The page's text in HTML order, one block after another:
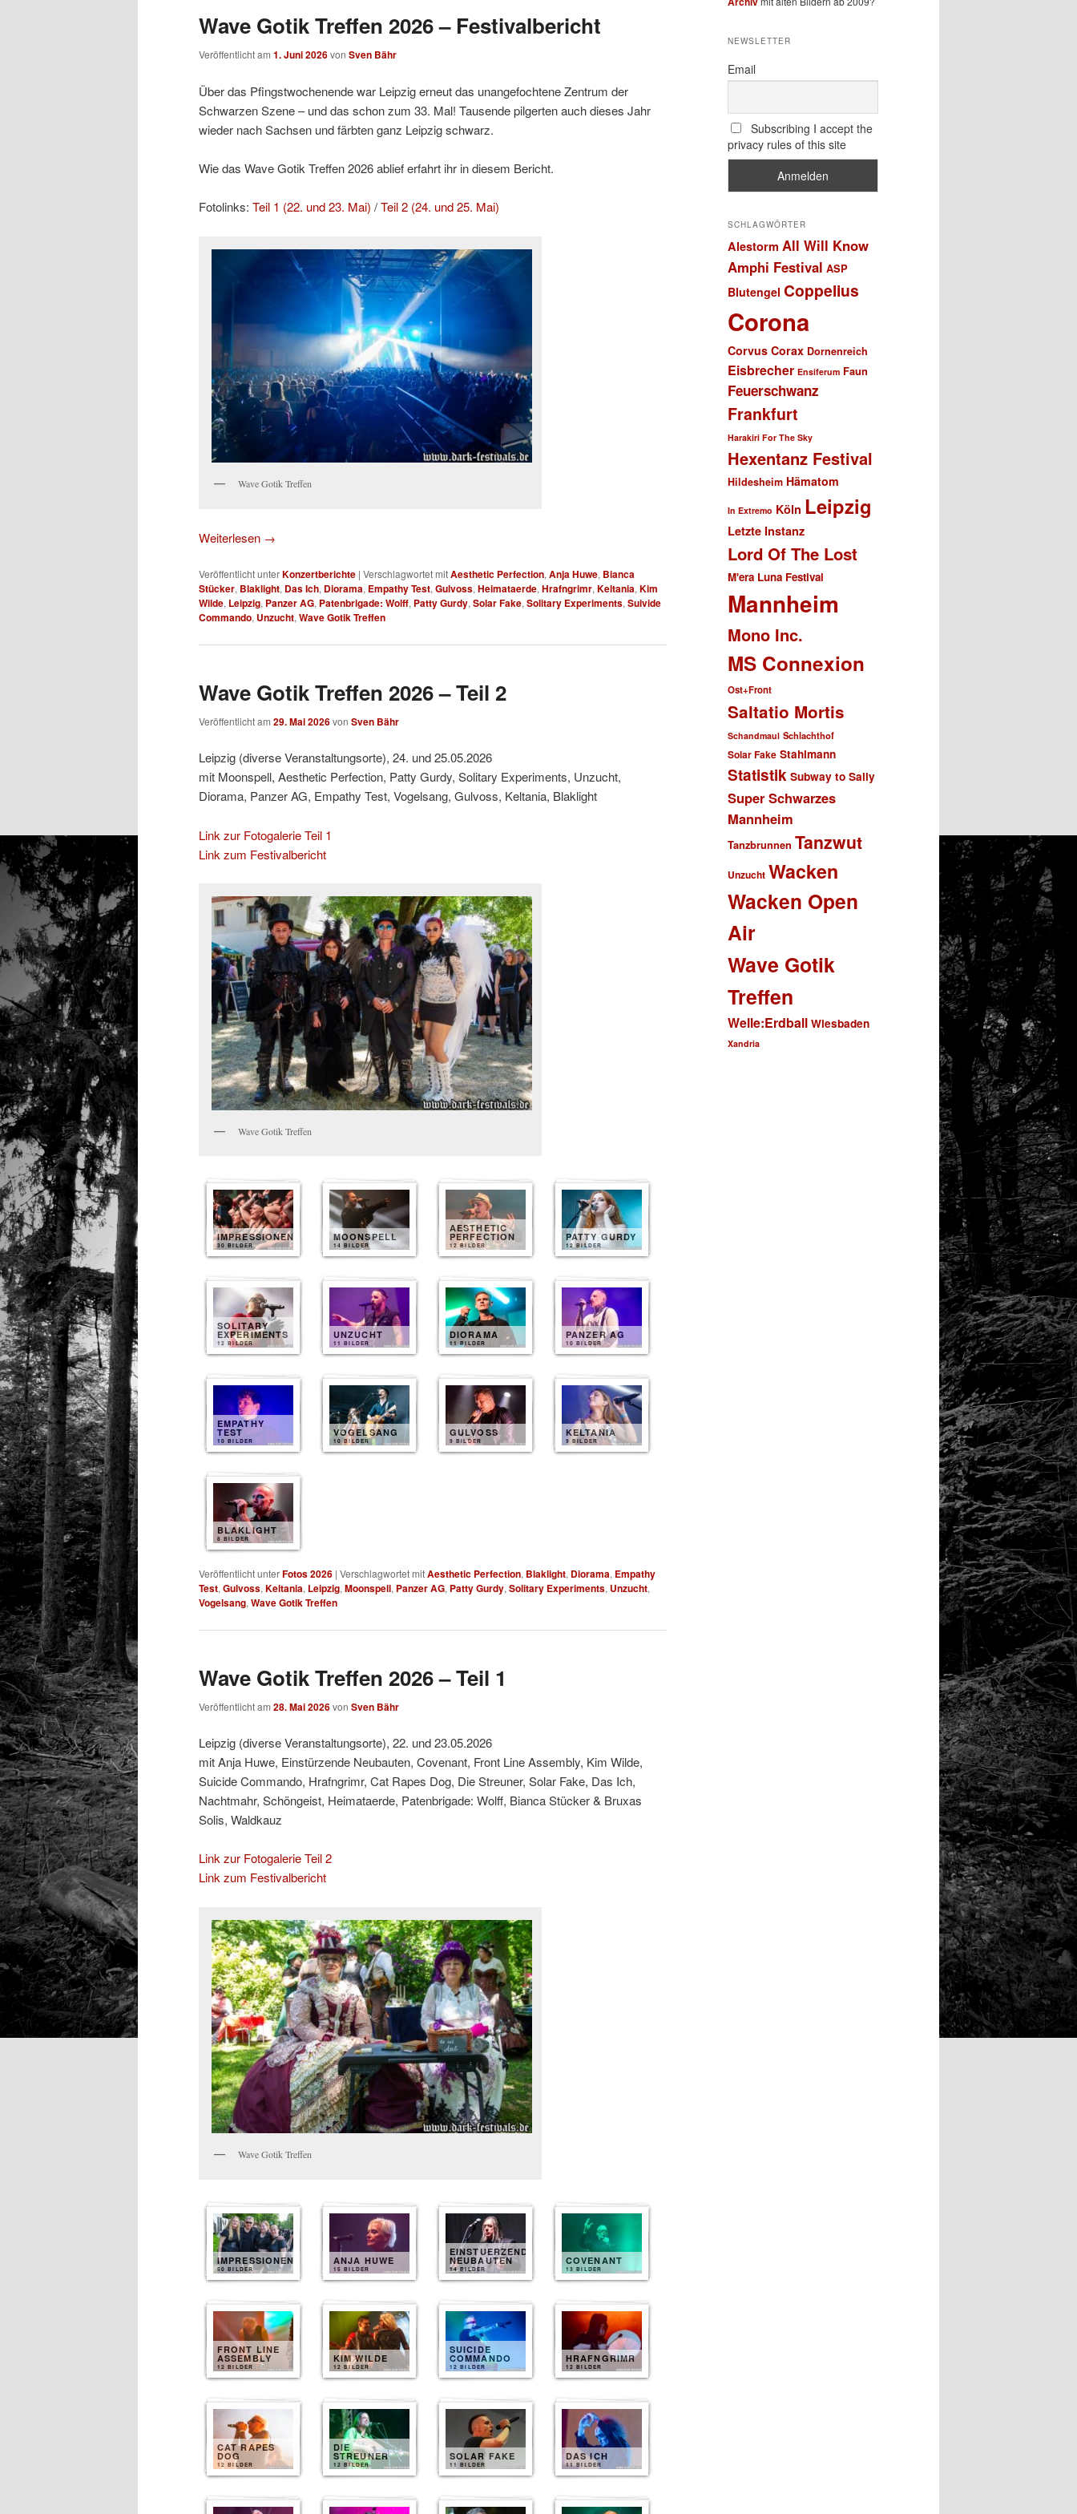
Wave Gotik Treffen 2026 – Festivalbericht
Veröffentlicht am 1. Juni 2026von Sven Bähr
Über das Pfingstwochenende war Leipzig erneut das unangefochtene Zentrum der
Schwarzen Szene – und das schon zum 33. Mal! Tausende pilgerten auch dieses Jahr
wieder nach Sachsen und färbten ganz Leipzig schwarz.
Wie das Wave Gotik Treffen 2026 ablief erfahrt ihr in diesem Bericht.
Fotolinks: Teil 1 (22. und 23. Mai) /Teil 2 (24. und 25. Mai)
Wave Gotik Treffen
Weiterlesen →
Veröffentlicht unterKonzertberichte | Verschlagwortet mitAesthetic Perfection, Anja Huwe, Bianca
Stücker, Blaklight, Das Ich, Diorama, Empathy Test, Gulvoss, Heimataerde, Hrafngrimr, Keltania, Kim
Wilde, Leipzig, Panzer AG, Patenbrigade: Wolff, Patty Gurdy, Solar Fake, Solitary Experiments, Suivide
Commando, Unzucht, Wave Gotik Treffen
Wave Gotik Treffen 2026 – Teil 2
Veröffentlicht am 29. Mai 2026von Sven Bähr
Leipzig (diverse Veranstaltungsorte), 24. und 25.05.2026
mit Moonspell, Aesthetic Perfection, Patty Gurdy, Solitary Experiments, Unzucht,
Diorama, Panzer AG, Empathy Test, Vogelsang, Gulvoss, Keltania, Blaklight
Link zur Fotogalerie Teil 1
Link zum Festivalbericht
Wave Gotik Treffen
IMPRESSIONEN
30 BILDER
MOONSPELL
14 BILDER
AESTHETIC
PERFECTION
12 BILDER
PATTY GURDY
12 BILDER
SOLITARY
EXPERIMENTS
12 BILDER
UNZUCHT
11 BILDER
DIORAMA
11 BILDER
PANZER AG
10 BILDER
EMPATHY
TEST
10 BILDER
VOGELSANG
10 BILDER
GULVOSS
9 BILDER
KELTANIA
9 BILDER
BLAKLIGHT
8 BILDER
Veröffentlicht unterFotos 2026 | Verschlagwortet mitAesthetic Perfection, Blaklight, Diorama, Empathy
Test, Gulvoss, Keltania, Leipzig, Moonspell, Panzer AG, Patty Gurdy, Solitary Experiments, Unzucht,
Vogelsang, Wave Gotik Treffen
Wave Gotik Treffen 2026 – Teil 1
Veröffentlicht am 28. Mai 2026von Sven Bähr
Leipzig (diverse Veranstaltungsorte), 22. und 23.05.2026
mit Anja Huwe, Einstürzende Neubauten, Covenant, Front Line Assembly, Kim Wilde,
Suicide Commando, Hrafngrimr, Cat Rapes Dog, Die Streuner, Solar Fake, Das Ich,
Nachtmahr, Schöngeist, Heimataerde, Patenbrigade: Wolff, Bianca Stücker & Bruxas
Solis, Waldkauz
Link zur Fotogalerie Teil 2
Link zum Festivalbericht
Wave Gotik Treffen
IMPRESSIONEN
50 BILDER
ANJA HUWE
15 BILDER
EINSTUERZENDE
NEUBAUTEN
14 BILDER
COVENANT
13 BILDER
FRONT LINE
ASSEMBLY
12 BILDER
KIM WILDE
12 BILDER
SUICIDE
COMMANDO
12 BILDER
HRAFNGRIMR
12 BILDER
CAT RAPES
DOG
12 BILDER
DIE
STREUNER
12 BILDER
SOLAR FAKE
11 BILDER
DAS ICH
11 BILDER
NEWSLETTER
Email
Subscribing I accept the
privacy rules of this site
SCHLAGWÖRTER
Alestorm All Will Know
Amphi Festival ASP
Blutengel Coppelius
Corona
Corvus Corax Dornenreich
Eisbrecher Ensiferum Faun
Feuerschwanz
Frankfurt
Harakiri For The Sky
Hexentanz Festival
Hildesheim Hämatom
In Extremo Köln Leipzig
Letzte Instanz
Lord Of The Lost
M'era Luna Festival
Mannheim
Mono Inc.
MS Connexion
Ost+Front
Saltatio Mortis
Schandmaul Schlachthof
Solar Fake Stahlmann
Statistik Subway to Sally
Super Schwarzes
Mannheim
Tanzbrunnen Tanzwut
Unzucht Wacken
Wacken Open
Air
Wave Gotik
Treffen
Welle:Erdball Wiesbaden
Xandria